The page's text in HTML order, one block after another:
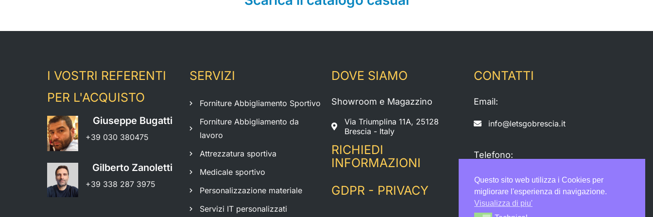
I VOSTRI REFERENTI
PER L'ACQUISTO
Giuseppe Bugatti
+39 030 380475
Gilberto Zanoletti
+39 338 287 3975
SERVIZI
Forniture Abbigliamento Sportivo
Forniture Abbigliamento da
lavoro
Attrezzatura sportiva
Medicale sportivo
Personalizzazione materiale
Servizi IT personalizzati
DOVE SIAMO
Showroom e Magazzino
Via Triumplina 11A, 25128
Brescia - Italy
RICHIEDI
INFORMAZIONI
GDPR - PRIVACY
CONTATTI
Email:
info@letsgobrescia.it
Telefono:
+39 030 380475
Questo sito web utilizza i Cookies per
migliorare l'esperienza di navigazione.
Visualizza di piu'